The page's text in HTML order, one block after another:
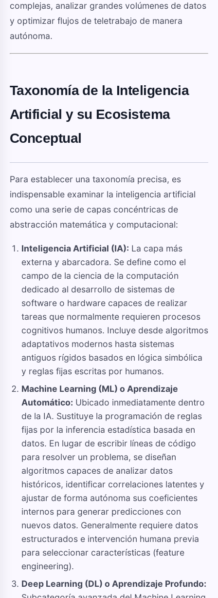
complejas, analizar grandes volúmenes de datos
y optimizar flujos de teletrabajo de manera
autónoma.
Taxonomía de la Inteligencia
Artificial y su Ecosistema
Conceptual
Para establecer una taxonomía precisa, es
indispensable examinar la inteligencia artificial
como una serie de capas concéntricas de
abstracción matemática y computacional:
Inteligencia Artificial (IA): La capa más
externa y abarcadora. Se define como el
campo de la ciencia de la computación
dedicado al desarrollo de sistemas de
software o hardware capaces de realizar
tareas que normalmente requieren procesos
cognitivos humanos. Incluye desde algoritmos
adaptativos modernos hasta sistemas
antiguos rígidos basados en lógica simbólica
y reglas fijas escritas por humanos.
Machine Learning (ML) o Aprendizaje
Automático: Ubicado inmediatamente dentro
de la IA. Sustituye la programación de reglas
fijas por la inferencia estadística basada en
datos. En lugar de escribir líneas de código
para resolver un problema, se diseñan
algoritmos capaces de analizar datos
históricos, identificar correlaciones latentes y
ajustar de forma autónoma sus coeficientes
internos para generar predicciones con
nuevos datos. Generalmente requiere datos
estructurados e intervención humana previa
para seleccionar características (feature
engineering).
Deep Learning (DL) o Aprendizaje Profundo: